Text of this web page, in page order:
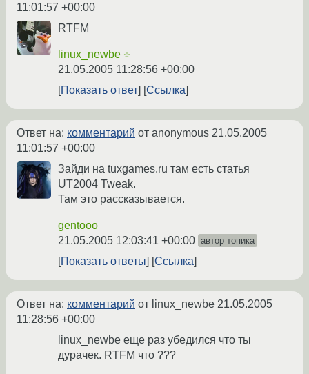
11:01:57 +00:00
RTFM
linux_newbe ☆
21.05.2005 11:28:56 +00:00
Показать ответ
Ссылка
Ответ на: комментарий от anonymous 21.05.2005
11:01:57 +00:00
Зайди на tuxgames.ru там есть статья
UT2004 Tweak.
Там это рассказывается.
gentooo
21.05.2005 12:03:41 +00:00 автор топика
Показать ответы Ссылка
Ответ на: комментарий от linux_newbe 21.05.2005
11:28:56 +00:00
linux_newbe еще раз убедился что ты
дурачек. RTFM что ???